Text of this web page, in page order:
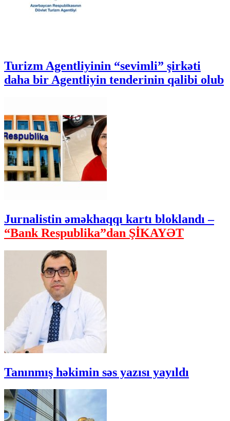
Turizm Agentliyinin “sevimli” şirkəti
daha bir Agentliyin tenderinin qalibi olub
Jurnalistin əməkhaqqı kartı bloklandı –
“Bank Respublika”dan ŞİKAYƏT
Tanınmış həkimin səs yazısı yayıldı